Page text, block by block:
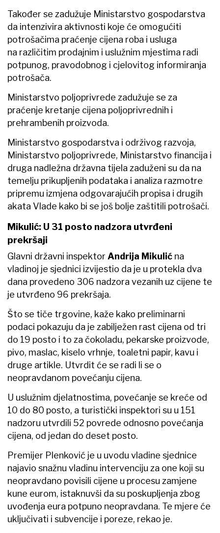
Također se zadužuje Ministarstvo gospodarstva
da intenzivira aktivnosti koje će omogućiti
potrošačima praćenje cijena roba i usluga
na različitim prodajnim i uslužnim mjestima radi
potpunog, pravodobnog i cjelovitog informiranja
potrošača.
Ministarstvo poljoprivrede zadužuje se za
praćenje kretanje cijena poljoprivrednih i
prehrambenih proizvoda.
Ministarstvo gospodarstva i održivog razvoja,
Ministarstvo poljoprivrede, Ministarstvo financija i
druga nadležna državna tijela zaduženi su da na
temelju prikupljenih podataka i analiza razmotre
pripremu izmjena odgovarajućih propisa i drugih
akata Vlade kako bi se još bolje zaštitili potrošači.
Mikulić: U 31 posto nadzora utvrđeni
prekršaji
Glavni državni inspektor Andrija Mikulić na
vladinoj je sjednici izvijestio da je u protekla dva
dana provedeno 306 nadzora vezanih uz cijene te
je utvrđeno 96 prekršaja.
Što se tiče trgovine, kaže kako preliminarni
podaci pokazuju da je zabilježen rast cijena od tri
do 19 posto i to za čokoladu, pekarske proizvode,
pivo, maslac, kiselo vrhnje, toaletni papir, kavu i
druge artikle. Utvrdit će se radi li se o
neopravdanom povećanju cijena.
U uslužnim djelatnostima, povećanje se kreće od
10 do 80 posto, a turistički inspektori su u 151
nadzoru utvrdili 52 povrede odnosno povećanja
cijena, od jedan do deset posto.
Premijer Plenković je u uvodu vladine sjednice
najavio snažnu vladinu intervenciju za one koji su
neopravdano povisili cijene u procesu zamjene
kune eurom, istaknuvši da su poskupljenja zbog
uvođenja eura potpuno neopravdana. Te mjere će
uključivati i subvencije i poreze, rekao je.